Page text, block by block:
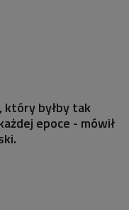
który byłby tak
epoce - mówił